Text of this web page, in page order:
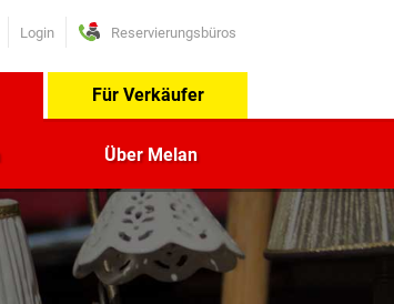
Login Reservierungsbüros
Für Verkäufer
Über Melan